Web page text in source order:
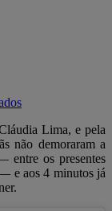
Lima, e pela
não demoraram a
entre os presentes
e aos 4 minutos já